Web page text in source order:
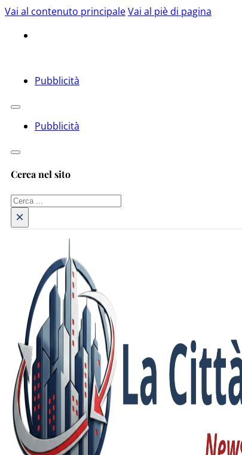
Vai al contenuto principaleVai al piè di pagina
Pubblicità
Pubblicità
Cerca nel sito
Cerca
×